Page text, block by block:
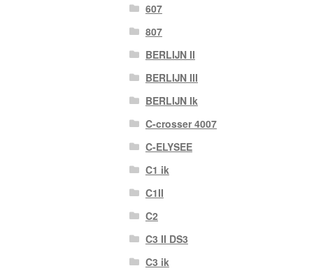
607
807
BERLIJN II
BERLIJN III
BERLIJN Ik
C-crosser 4007
C-ELYSEE
C1 ik
C1II
C2
C3 II DS3
C3 ik